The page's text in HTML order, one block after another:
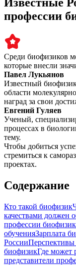
Известные
профессии
Среди биофизиков
которые внесли
Павел Лукьянов
Известный
области
наград за свои
Евгений Гуляев
Ученый,
процессах в
тему.
Чтобы добиться
стремиться к
проектах.
Содержание
Кто такой биофизик
качествами должен
профессии
обученияЗарплата
РоссииПерспективы
биофизикГде может
представители